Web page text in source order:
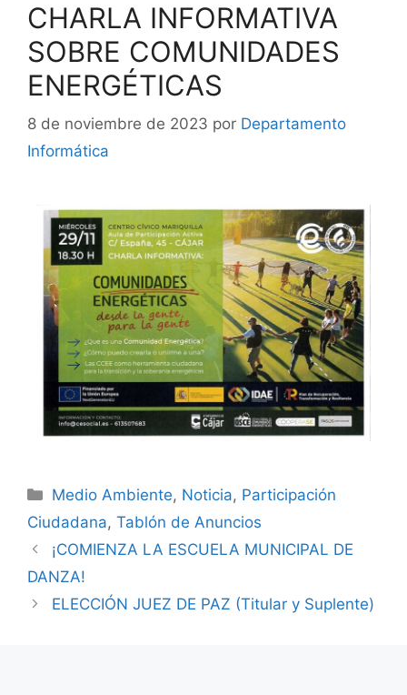
CHARLA INFORMATIVA
SOBRE COMUNIDADES
ENERGÉTICAS
8 de noviembre de 2023 por Departamento
Informática
Medio Ambiente, Noticia, Participación
Ciudadana, Tablón de Anuncios
¡COMIENZA LA ESCUELA MUNICIPAL DE
DANZA!
ELECCIÓN JUEZ DE PAZ (Titular y Suplente)